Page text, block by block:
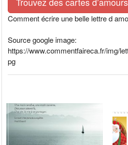
Comment écrire une belle lettre d
Source google image:
https://www.commentfaireca.fr/img/
pg